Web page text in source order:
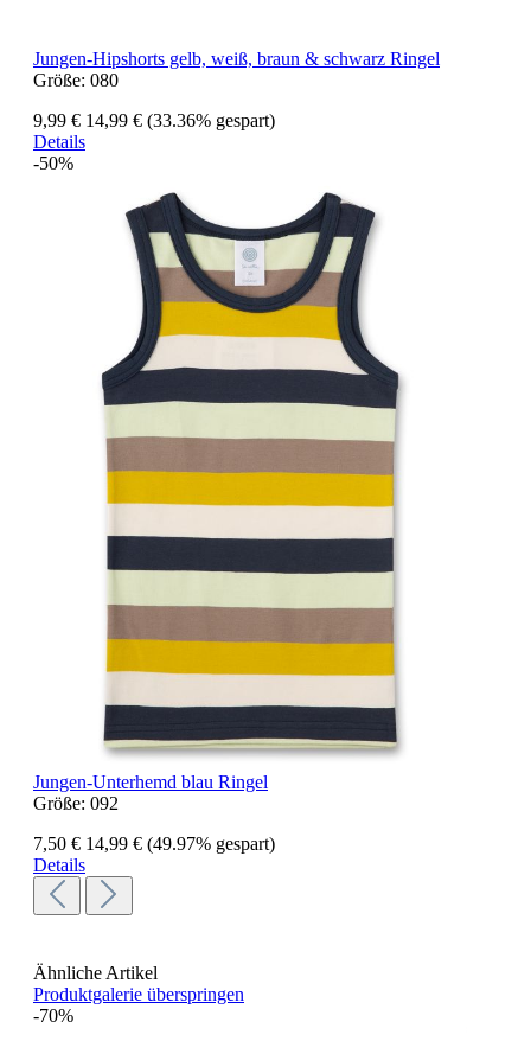
Jungen-Hipshorts gelb, weiß, braun & schwarz Ringel
Größe: 080
9,99 € 14,99 € (33.36% gespart)
Details
-50%
Jungen-Unterhemd blau Ringel
Größe: 092
7,50 € 14,99 € (49.97% gespart)
Details
Ähnliche Artikel
Produktgalerie überspringen
-70%